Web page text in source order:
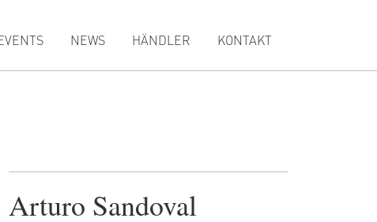
NEWS HÄNDLER KONTAKT
Arturo Sandoval